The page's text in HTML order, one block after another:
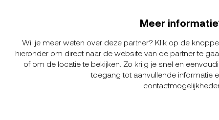
Meer
Wil je meer weten over deze partner? Klik op de
hieronder om direct naar de website van de partner te
of om de locatie te bekijken. Zo krijg je snel en
toegang tot aanvullende informatie